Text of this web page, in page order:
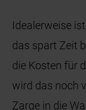
Idealerweise
das spart Zeit
die Kosten für
wird das noch
Zarge in die